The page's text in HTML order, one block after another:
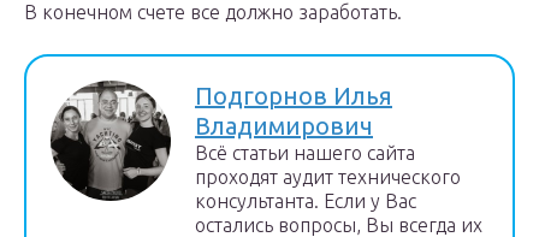
В конечном счете все должно заработать.
Подгорнов Илья
Владимирович
Всё статьи нашего сайта
проходят аудит технического
консультанта. Если у Вас
остались вопросы, Вы всегда их